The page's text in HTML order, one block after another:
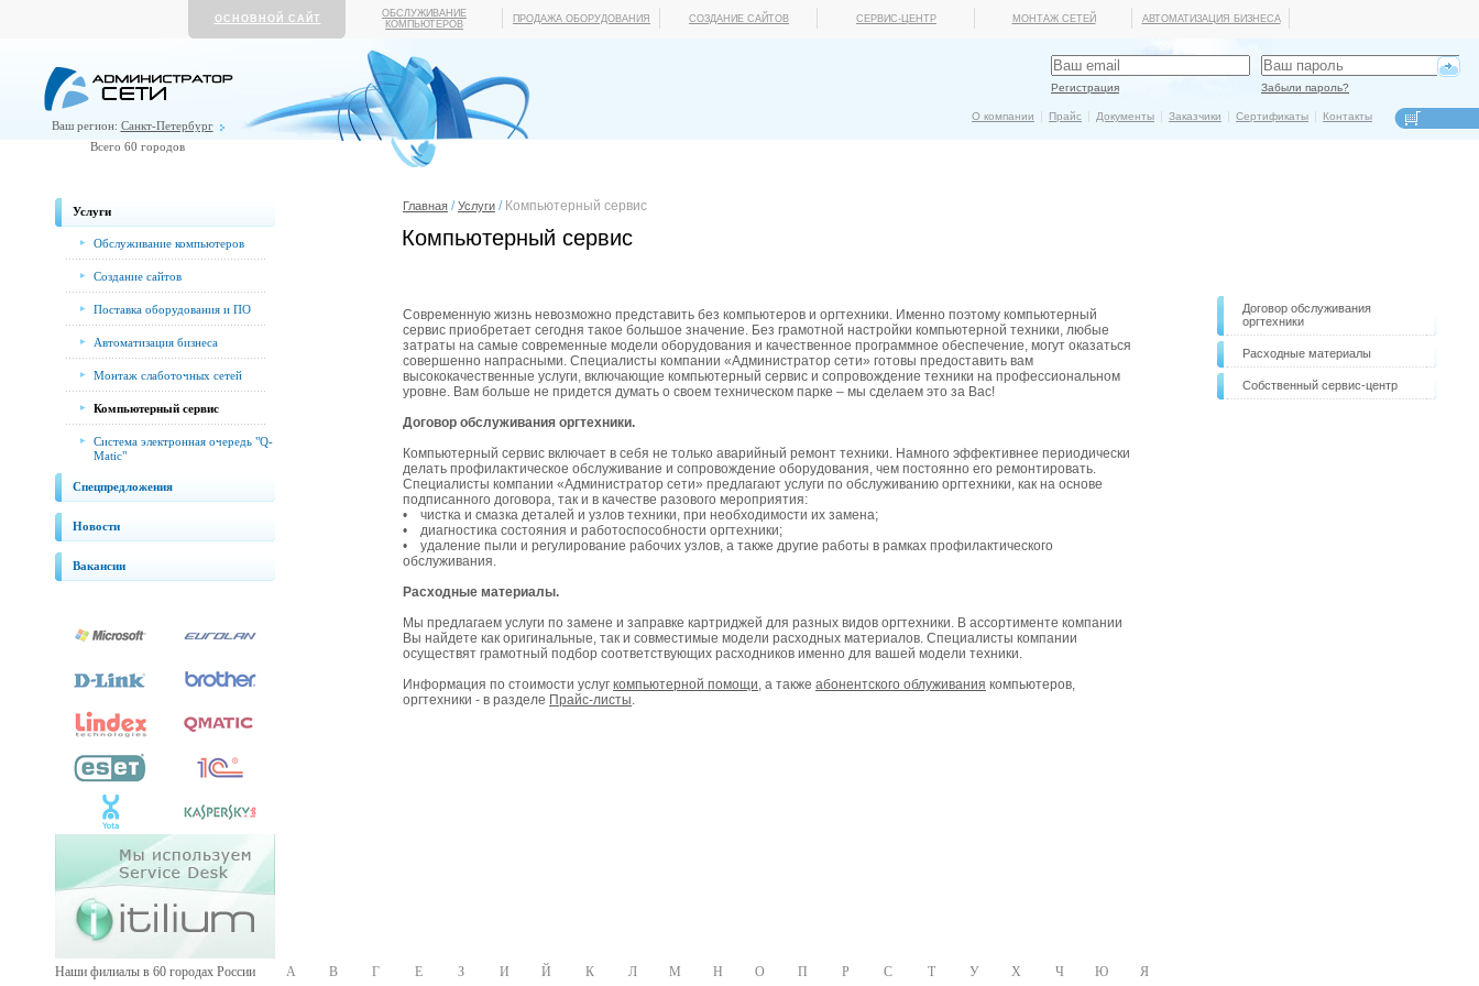
ОСНОВНОЙ САЙТ
ОБСЛУЖИВАНИЕ
КОМПЬЮТЕРОВ
ПРОДАЖА ОБОРУДОВАНИЯ СОЗДАНИЕ САЙТОВ СЕРВИС-ЦЕНТР МОНТАЖ СЕТЕЙ АВТОМАТИЗАЦИЯ БИЗНЕСА
Ваш регион: Санкт-Петербург
Всего 60 городов
Регистрация Забыли пароль?
О компании Прайс Документы Заказчики Сертификаты Контакты
Услуги
Обслуживание компьютеров
Создание сайтов
Поставка оборудования и ПО
Автоматизация бизнеса
Монтаж слаботочных сетей
Компьютерный сервис
Система электронная очередь "Q-
Matic"
Спецпредложения
Новости
Вакансии
Главная / Услуги / Компьютерный сервис
Компьютерный сервис
Договор обслуживания
оргтехники
Расходные материалы
Собственный сервис-центр
Современную жизнь невозможно представить без компьютеров и оргтехники. Именно поэтому компьютерный
сервис приобретает сегодня такое большое значение. Без грамотной настройки компьютерной техники, любые
затраты на самые современные модели оборудования и качественное программное обеспечение, могут оказаться
совершенно напрасными. Специалисты компании «Администратор сети» готовы предоставить вам
высококачественные услуги, включающие компьютерный сервис и сопровождение техники на профессиональном
уровне. Вам больше не придется думать о своем техническом парке – мы сделаем это за Вас!
Договор обслуживания оргтехники.
Компьютерный сервис включает в себя не только аварийный ремонт техники. Намного эффективнее периодически
делать профилактическое обслуживание и сопровождение оборудования, чем постоянно его ремонтировать.
Специалисты компании «Администратор сети» предлагают услуги по обслуживанию оргтехники, как на основе
подписанного договора, так и в качестве разового мероприятия:
• чистка и смазка деталей и узлов техники, при необходимости их замена;
• диагностика состояния и работоспособности оргтехники;
• удаление пыли и регулирование рабочих узлов, а также другие работы в рамках профилактического
обслуживания.
Расходные материалы.
Мы предлагаем услуги по замене и заправке картриджей для разных видов оргтехники. В ассортименте компании
Вы найдете как оригинальные, так и совместимые модели расходных материалов. Специалисты компании
осуществят грамотный подбор соответствующих расходников именно для вашей модели техники.
Информация по стоимости услуг компьютерной помощи, а также абонентского облуживания компьютеров,
оргтехники - в разделе Прайс-листы.
Наши филиалы в 60 городах России А В Г Е З И Й К Л М Н О П Р С Т У Х Ч Ю Я